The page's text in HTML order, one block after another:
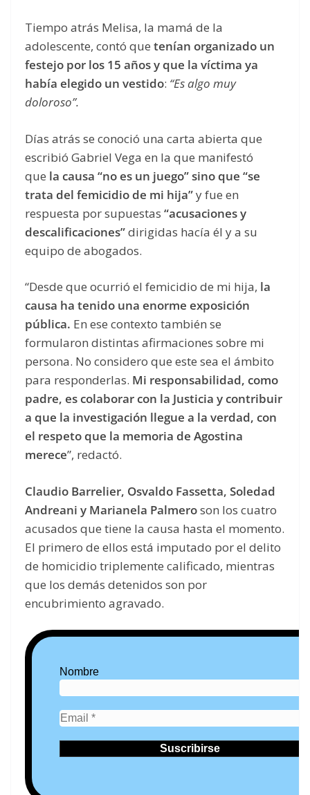
Tiempo atrás Melisa, la mamá de la
adolescente, contó que tenían organizado un
festejo por los 15 años y que la víctima ya
había elegido un vestido: “Es algo muy
doloroso”.
Días atrás se conoció una carta abierta que
escribió Gabriel Vega en la que manifestó
que la causa “no es un juego” sino que “se
trata del femicidio de mi hija”y fue en
respuesta por supuestas “acusaciones y
descalificaciones”dirigidas hacía él y a su
equipo de abogados.
“Desde que ocurrió el femicidio de mi hija, la
causa ha tenido una enorme exposición
pública. En ese contexto también se
formularon distintas afirmaciones sobre mi
persona. No considero que este sea el ámbito
para responderlas. Mi responsabilidad, como
padre, es colaborar con la Justicia y contribuir
a que la investigación llegue a la verdad, con
el respeto que la memoria de Agostina
merece”, redactó.
Claudio Barrelier, Osvaldo Fassetta, Soledad
Andreani y Marianela Palmeroson los cuatro
acusados que tiene la causa hasta el momento.
El primero de ellos está imputado por el delito
de homicidio triplemente calificado, mientras
que los demás detenidos son por
encubrimiento agravado.
Nombre